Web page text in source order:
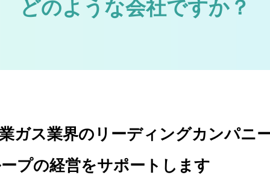
どのような会社ですか？
ガス業界のリーディングカンパニ
プの経営をサポートします